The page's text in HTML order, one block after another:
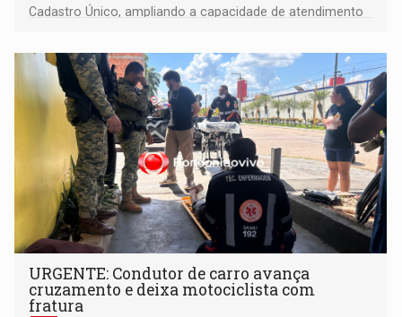
Cadastro Único, ampliando a capacidade de atendimento
URGENTE: Condutor de carro avança
cruzamento e deixa motociclista com
fratura